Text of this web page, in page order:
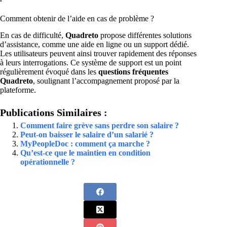
Comment obtenir de l’aide en cas de problème ?
En cas de difficulté, Quadreto propose différentes solutions
d’assistance, comme une aide en ligne ou un support dédié.
Les utilisateurs peuvent ainsi trouver rapidement des réponses
à leurs interrogations. Ce système de support est un point
régulièrement évoqué dans les questions fréquentes
Quadreto, soulignant l’accompagnement proposé par la
plateforme.
Publications Similaires :
Comment faire grève sans perdre son salaire ?
Peut-on baisser le salaire d’un salarié ?
MyPeopleDoc : comment ça marche ?
Qu’est-ce que le maintien en condition
opérationnelle ?